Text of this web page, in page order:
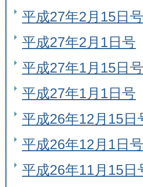
平成27年2月15日号
平成27年2月1日号
平成27年1月15日号
平成27年1月1日号
平成26年12月15日
平成26年12月1日号
平成26年11月15日